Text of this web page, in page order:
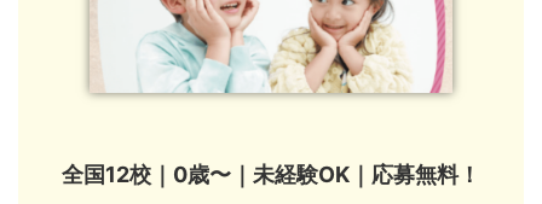
全国12校｜0歳〜｜未経験OK｜ 応募無料！